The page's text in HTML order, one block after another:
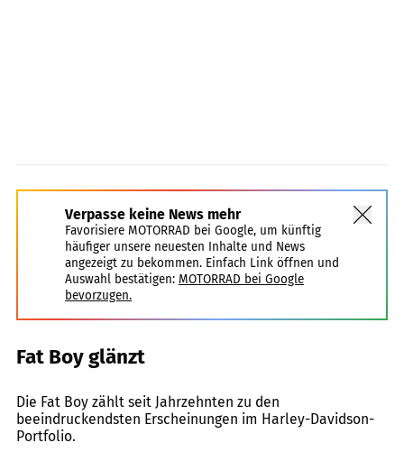
Verpasse keine News mehr
Favorisiere MOTORRAD bei Google, um künftig
häufiger unsere neuesten Inhalte und News
angezeigt zu bekommen. Einfach Link öffnen und
Auswahl bestätigen: MOTORRAD bei Google
bevorzugen.
Fat Boy glänzt
Die Fat Boy zählt seit Jahrzehnten zu den
beeindruckendsten Erscheinungen im Harley-Davidson-
Portfolio.